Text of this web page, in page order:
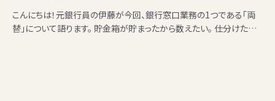
こんにちは！元銀行員の伊藤が今回、銀行窓口業務の1つである「両
替」について語ります。 貯金箱が貯まったから数えたい。 仕分けたい